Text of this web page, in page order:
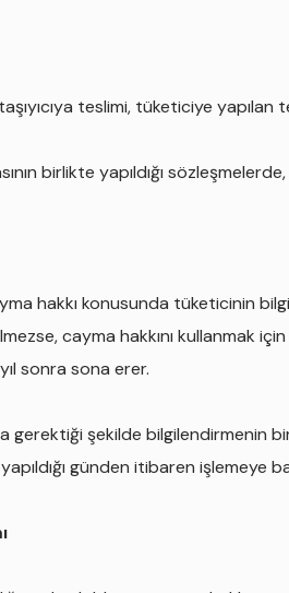
teslimi, tüketiciye
birlikte yapıldığı
hakkı konusunda tüketicinin
cayma hakkını kullanmak
sonra sona erer.
gerektiği şekilde bilgilendirmenin
günden itibaren işlemeye